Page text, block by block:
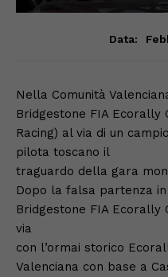
Data:
Nella Comunità
Bridgestone FIA Ecorally
Racing) al via di un
pilota toscano il
traguardo della gara
Dopo la falsa partenza
Bridgestone FIA
via
con l’ormai storico
Valenciana con base a